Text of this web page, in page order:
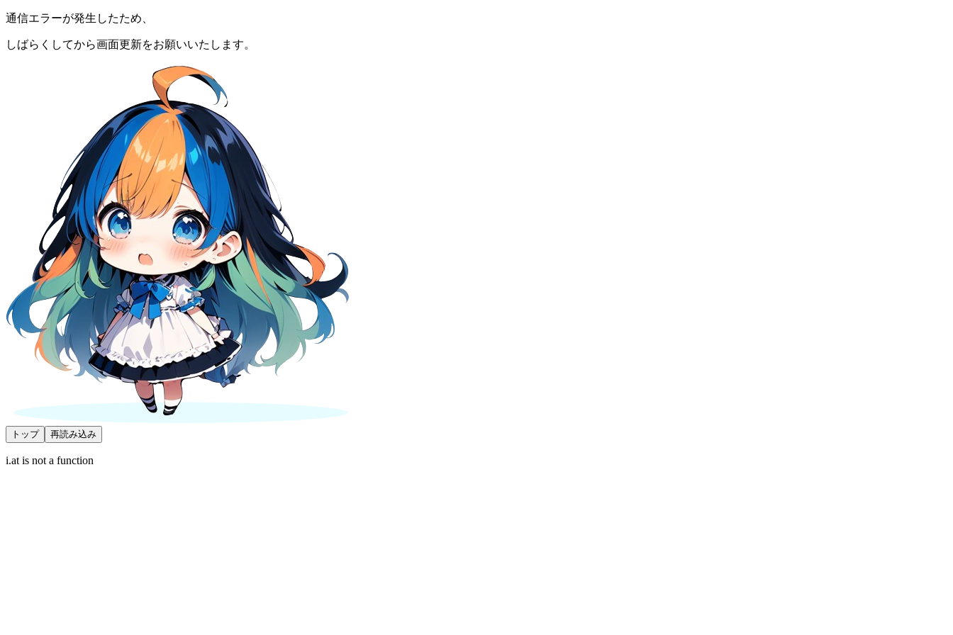
通信エラーが発生したため、
しばらくしてから画面更新をお願いいたします。
トップ 再読み込み
i.at is not a function